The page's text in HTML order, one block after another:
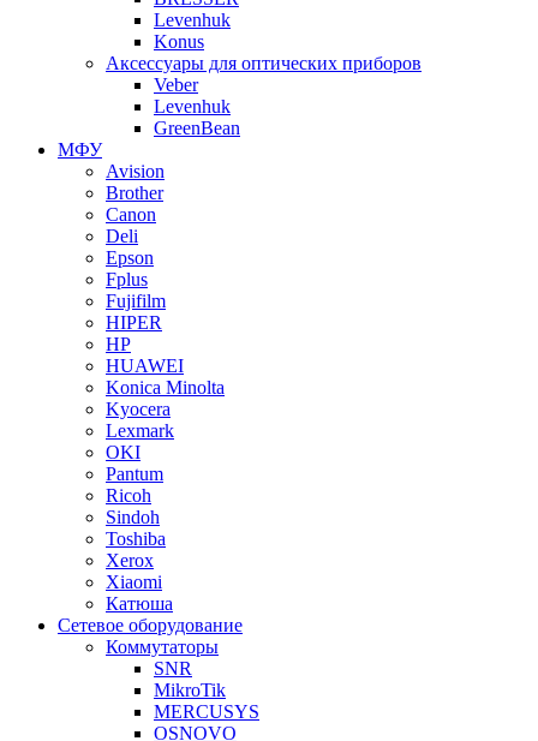
Levenhuk
Konus
Аксессуары для оптических приборов
Veber
Levenhuk
GreenBean
МФУ
Avision
Brother
Canon
Deli
Epson
Fplus
Fujifilm
HIPER
HP
HUAWEI
Konica Minolta
Kyocera
Lexmark
OKI
Pantum
Ricoh
Sindoh
Toshiba
Xerox
Xiaomi
Катюша
Сетевое оборудование
Коммутаторы
SNR
MikroTik
MERCUSYS
OSNOVO